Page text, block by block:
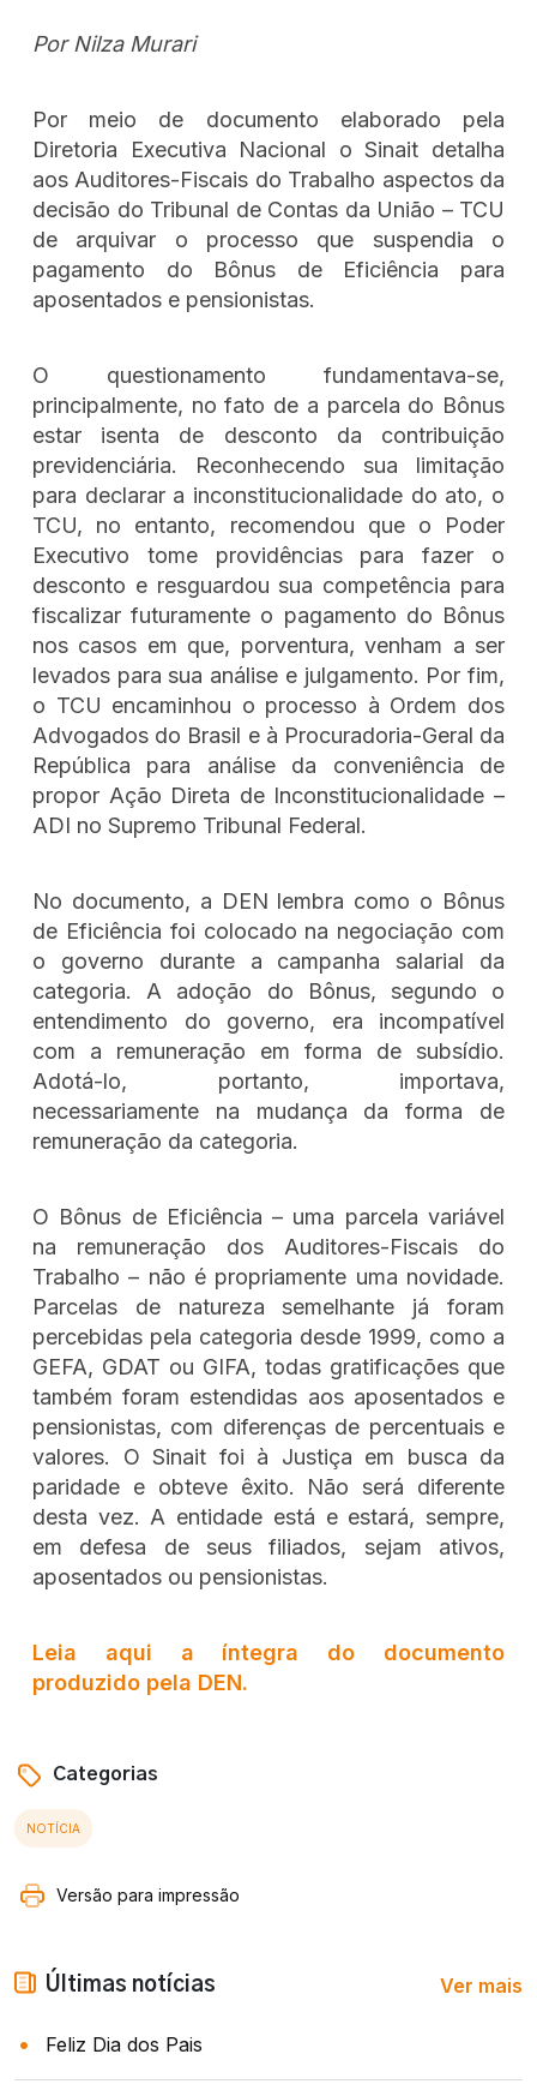
Por Nilza Murari
Por meio de documento elaborado pela
Diretoria Executiva Nacional o Sinait detalha
aos Auditores-Fiscais do Trabalho aspectos da
decisão do Tribunal de Contas da União – TCU
de arquivar o processo que suspendia o
pagamento do Bônus de Eficiência para
aposentados e pensionistas.
O questionamento fundamentava-se,
principalmente, no fato de a parcela do Bônus
estar isenta de desconto da contribuição
previdenciária. Reconhecendo sua limitação
para declarar a inconstitucionalidade do ato, o
TCU, no entanto, recomendou que o Poder
Executivo tome providências para fazer o
desconto e resguardou sua competência para
fiscalizar futuramente o pagamento do Bônus
nos casos em que, porventura, venham a ser
levados para sua análise e julgamento. Por fim,
o TCU encaminhou o processo à Ordem dos
Advogados do Brasil e à Procuradoria-Geral da
República para análise da conveniência de
propor Ação Direta de Inconstitucionalidade –
ADI no Supremo Tribunal Federal.
No documento, a DEN lembra como o Bônus
de Eficiência foi colocado na negociação com
o governo durante a campanha salarial da
categoria. A adoção do Bônus, segundo o
entendimento do governo, era incompatível
com a remuneração em forma de subsídio.
Adotá-lo, portanto, importava,
necessariamente na mudança da forma de
remuneração da categoria.
O Bônus de Eficiência – uma parcela variável
na remuneração dos Auditores-Fiscais do
Trabalho – não é propriamente uma novidade.
Parcelas de natureza semelhante já foram
percebidas pela categoria desde 1999, como a
GEFA, GDAT ou GIFA, todas gratificações que
também foram estendidas aos aposentados e
pensionistas, com diferenças de percentuais e
valores. O Sinait foi à Justiça em busca da
paridade e obteve êxito. Não será diferente
desta vez. A entidade está e estará, sempre,
em defesa de seus filiados, sejam ativos,
aposentados ou pensionistas.
Leia aqui a íntegra do documento
produzido pela DEN.
Categorias
NOTÍCIA
Versão para impressão
Últimas notícias Ver mais
Feliz Dia dos Pais